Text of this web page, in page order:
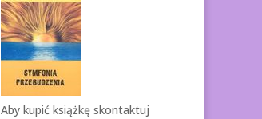
Aby kupić książkę skontaktuj